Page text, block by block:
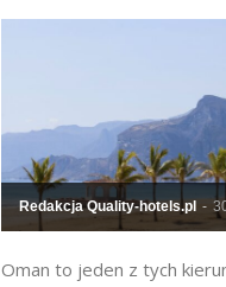
Redakcja Quality-hotels.pl -
Oman to jeden z tych